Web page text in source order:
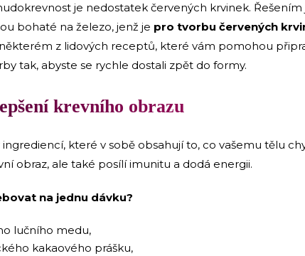
je nedostatek červených krvinek. Řešením
bohaté na železo, jenž je pro tvorbu červených
z lidových receptů, které vám pomohou
tak, abyste se rychle dostali zpět do formy.
krevního obrazu
které v sobě obsahují to, co vašemu tělu
obraz, ale také posílí imunitu a dodá energii.
na jednu dávku?
lučního medu,
kakaového prášku,